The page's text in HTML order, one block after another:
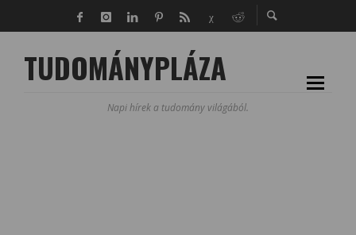
TUDOMÁNYPLÁZA
Napi hírek a tudomány világából.